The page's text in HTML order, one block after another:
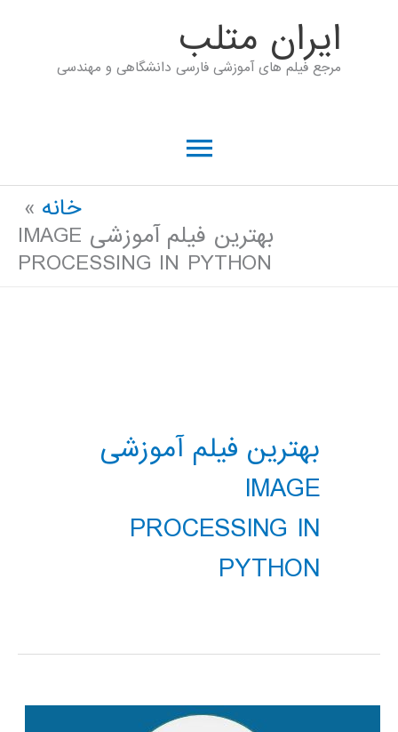
ايران متلب
مرجع فیلم های آموزشی فارسی دانشگاهی و مهندسی
فهرست
خانه
بهترین فیلم آموزشی IMAGE
PROCESSING IN PYTHON
بهترین فیلم آموزشی
IMAGE
PROCESSING IN
PYTHON